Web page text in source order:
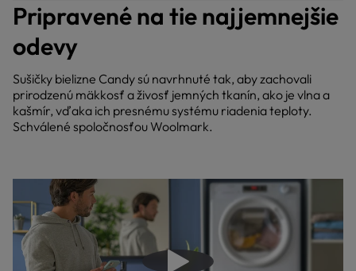
Pripravené na tie najjemnejšie
odevy
Sušičky bielizne Candy sú navrhnuté tak, aby zachovali
prirodzenú mäkkosť a živosť jemných tkanín, ako je vlna a
kašmír, vďaka ich presnému systému riadenia teploty.
Schválené spoločnosťou Woolmark.